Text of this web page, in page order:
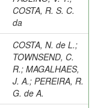
COSTA, R. S. C.
da
COSTA, N. de L.;
TOWNSEND, C.
R.; MAGALHAES,
J. A.; PEREIRA, R.
G. de A.